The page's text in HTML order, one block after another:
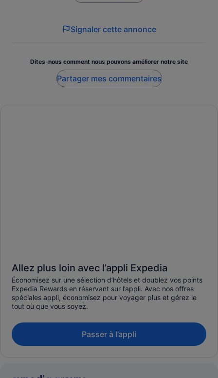
Signaler cette annonce
Dites-nous comment nous pouvons améliorer notre site
Partager mes commentaires
Allez plus loin avec l’appli Expedia
Économisez sur une sélection d’hôtels et doublez vos points
Expedia Rewards en réservant sur l’appli. Avec nos offres
spéciales appli, économisez pour voyager plus et gérez le
tout où que vous soyez.
Passer à l’appli